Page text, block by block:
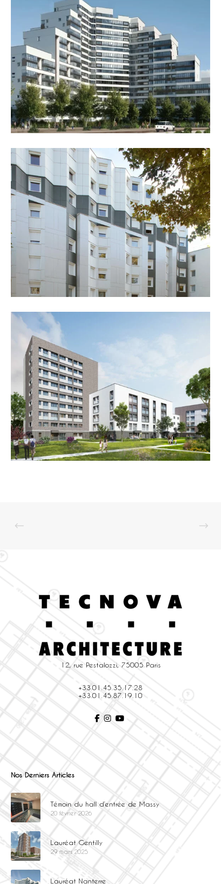
12, rue Pestalozzi, 75005 Paris
+33.01.45.35.17.28
+33.01.45.87.19.10
Nos Derniers Articles
Témoin du hall d’entrée de Massy
20 février 2026
Lauréat Gentilly
29 mars 2025
Lauréat Nanterre